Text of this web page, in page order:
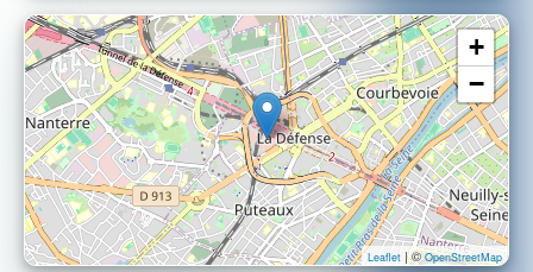
+
−
Leaflet | ©OpenStreetMap